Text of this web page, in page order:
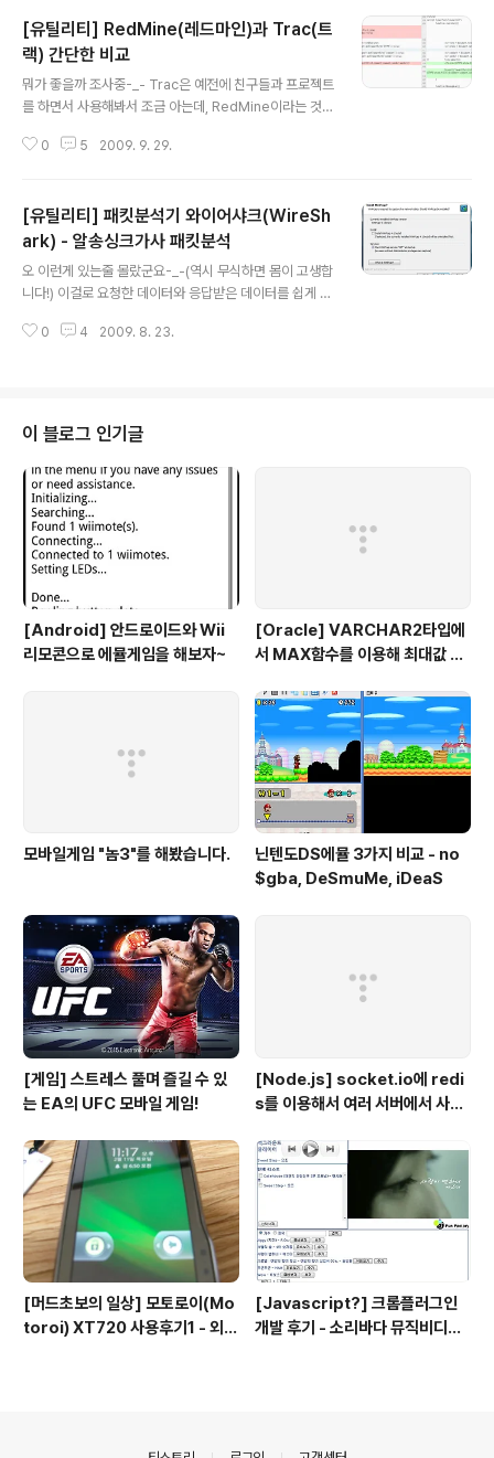
[유틸리티] RedMine(레드마인)과 Trac(트
랙) 간단한 비교
뭐가 좋을까 조사중-_- Trac은 예전에 친구들과 프로젝트
를 하면서 사용해봐서 조금 아는데, RedMine이라는 것은
슈관리시스템인 듯 하네요. 그래서 조금 써보니까 대충 이
능도 좀 더 있고, 다양한 Repository를 지원하는 듯합니
다. Trac도 뭐 플러그인 깔면 다 할 수 있다곤 하지만, 사람
들은 올인원을 좋아하기때문에.....-_- 1. 개발언어 RedMi
ne은 Ruby, Trac은 Python 2. 공통적으로 있는 것 위키
시스템 - 둘 다 비슷한 방식으로 제공. 하지만, 편집기가 조
금 다른 것 같음(문법).작업내역..
0 5 2009. 9. 29.
[유틸리티] 패킷분석기 와이어샤크(WireSh
ark) - 알송싱크가사 패킷분석
오 이런게 있는줄 몰랐군요-_-(역시 무식하면 몸이 고생합
니다!) 이걸로 요청한 데이터와 응답받은 데이터를 쉽게 확
러온 것 같군요) 하지만 영어.....OTL.....요즘은 유명하지
용으로 받았네요^^ 설치를 하면 되는데요. 설치를 하다보
면 Install WinPcap을 설치할 것인지 물어보는데요. 저는
뭐 부가적으로 설치하는건가...이런식으로 끼워팔면 안돼!
당당히 Install체크를 해제했는데, 꼭 필요한 것입니다-_-
체크하고 설치하세요-_- 설..
0 4 2009. 8. 23.
이 블로그 인기글
[Android] 안드로이드와 Wii
리모콘으로 에뮬게임을 해보자~
[Oracle] VARCHAR2타입에
서 MAX함수를 이용해 최대값 뽑
모바일게임 "놈3"를 해봤습니다.
닌텐도DS에뮬 3가지 비교 - no
$gba, DeSmuMe, iDeaS
[게임] 스트레스 풀며 즐길 수 있
는 EA의 UFC 모바일 게임!
[Node.js] socket.io에 redi
s를 이용해서 여러 서버에서 사용
[머드초보의 일상] 모토로이(Mo
toroi) XT720 사용후기1 - 외형
[Javascript?] 크롬플러그인
개발 후기 - 소리바다 뮤직비디오